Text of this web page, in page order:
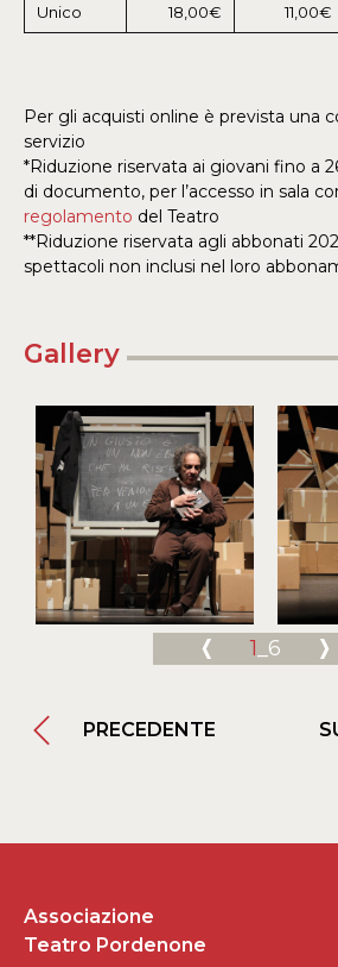
Unico 18,00€ 11,00€
Per gli acquisti online è prevista una
servizio
*Riduzione riservata ai giovani fino a
di documento, per l’accesso in sala
regolamento del Teatro
**Riduzione riservata agli abbonati
spettacoli non inclusi nel loro
Gallery
1 _6
PRECEDENTE
Associazione
Teatro Pordenone